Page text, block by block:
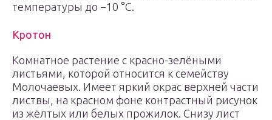
температуры до −10 °С.
Кротон
Комнатное растение с красно-зелёными
листьями, которой относится к семейству
Молочаевых. Имеет яркий окрас верхней части
листвы, на красном фоне контрастный рисунок
из жёлтых или белых прожилок. Снизу лист